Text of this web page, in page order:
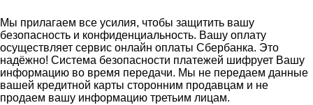
Мы прилагаем все усилия, чтобы защитить вашу
безопасность и конфиденциальность. Вашу оплату
осуществляет сервис онлайн оплаты Сбербанка. Это
надёжно! Система безопасности платежей шифрует Вашу
информацию во время передачи. Мы не передаем данные
вашей кредитной карты сторонним продавцам и не
продаем вашу информацию третьим лицам.